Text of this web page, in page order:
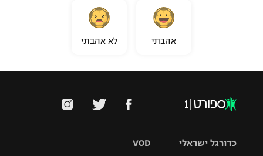
אהבתי לא אהבתי
VOD כדורגל ישראלי